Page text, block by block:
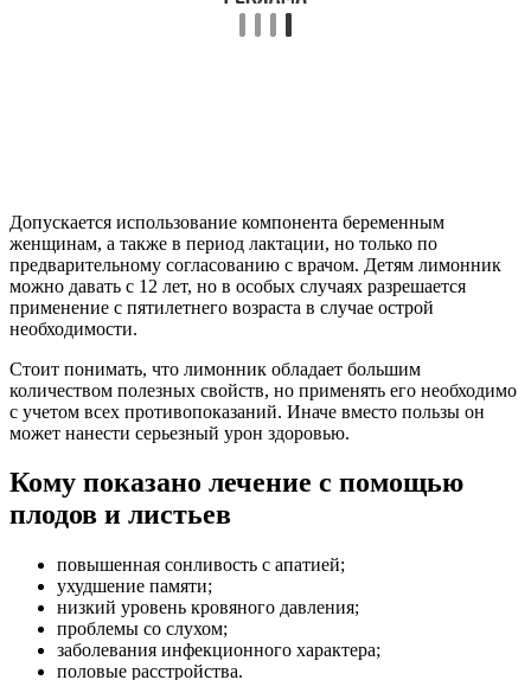
Допускается использование компонента беременным
женщинам, а также в период лактации, но только по
предварительному согласованию с врачом. Детям лимонник
можно давать с 12 лет, но в особых случаях разрешается
применение с пятилетнего возраста в случае острой
необходимости.
Стоит понимать, что лимонник обладает большим
количеством полезных свойств, но применять его необходимо
с учетом всех противопоказаний. Иначе вместо пользы он
может нанести серьезный урон здоровью.
Кому показано лечение с помощью
плодов и листьев
повышенная сонливость с апатией;
ухудшение памяти;
низкий уровень кровяного давления;
проблемы со слухом;
заболевания инфекционного характера;
половые расстройства.